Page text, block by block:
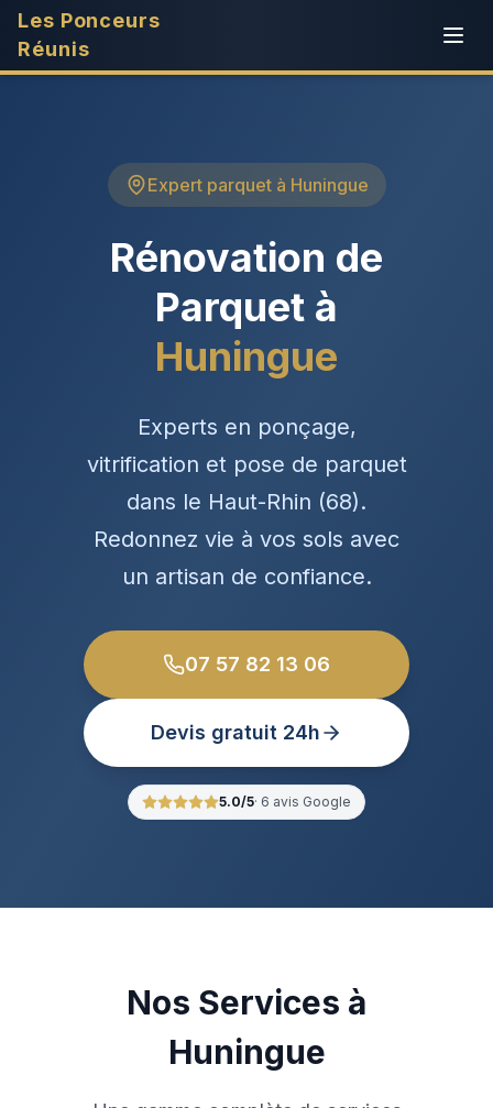
Les Ponceurs
Réunis
Expert parquet à Huningue
Rénovation de
Parquet à
Huningue
Experts en ponçage,
vitrification et pose de parquet
dans le Haut-Rhin (68).
Redonnez vie à vos sols avec
un artisan de confiance.
07 57 82 13 06
Devis gratuit 24h
5.0/5· 6 avis Google
Nos Services à
Huningue